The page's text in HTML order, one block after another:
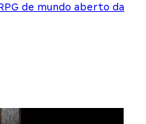
de mundo aberto da